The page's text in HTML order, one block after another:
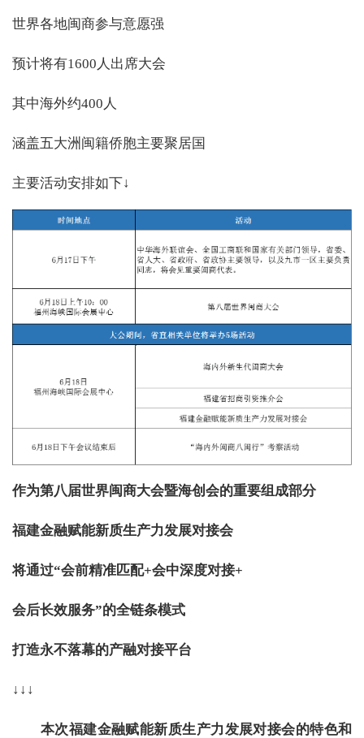
世界各地闽商参与意愿强
预计将有1600人出席大会
其中海外约400人
涵盖五大洲闽籍侨胞主要聚居国
主要活动安排如下↓
作为第八届世界闽商大会暨海创会的重要组成部分
福建金融赋能新质生产力发展对接会
将通过“会前精准匹配+会中深度对接+
会后长效服务”的全链条模式
打造永不落幕的产融对接平台
↓↓↓
本次福建金融赋能新质生产力发展对接会的特色和